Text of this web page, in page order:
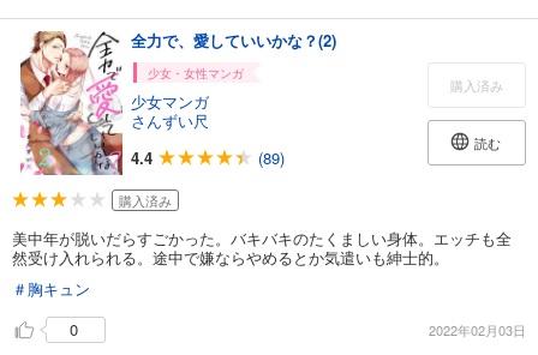
全力で、愛していいかな？(2)
少女・女性マンガ
少女マンガ
さんずい尺
4.4
(89)
購入済み
読む
購入済み
美中年が脱いだらすごかった。バキバキのたくましい身体。エッチも全
然受け入れられる。途中で嫌ならやめるとか気遣いも紳士的。
＃胸キュン
0
2022年02月03日